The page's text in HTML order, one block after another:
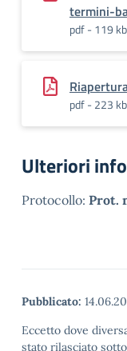
termini-
pdf - 119 kb
pdf - 223 kb
Ulteriori
Protocollo: Prot.
Pubblicato:
Eccetto dove
stato rilasciato